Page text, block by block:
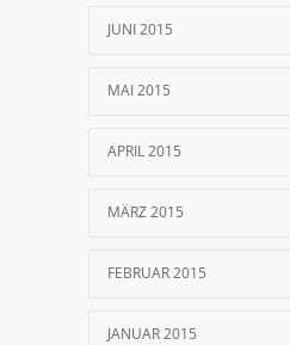
JUNI 2015
MAI 2015
APRIL 2015
MÄRZ 2015
FEBRUAR 2015
JANUAR 2015